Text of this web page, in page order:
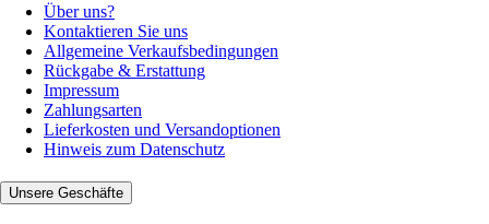
Über uns?
Kontaktieren Sie uns
Allgemeine Verkaufsbedingungen
Rückgabe & Erstattung
Impressum
Zahlungsarten
Lieferkosten und Versandoptionen
Hinweis zum Datenschutz
Unsere Geschäfte